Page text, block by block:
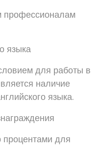
языка
для работы в
наличие
языка.
процентами для